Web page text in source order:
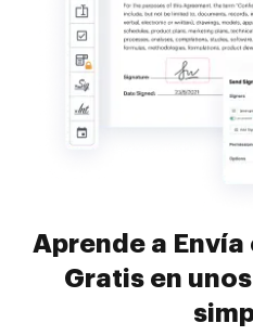
Aprende a Envía
Gratis en